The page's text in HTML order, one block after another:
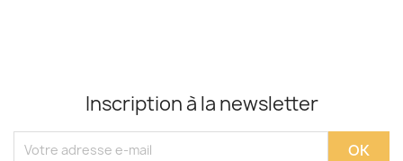
Inscription à la newsletter